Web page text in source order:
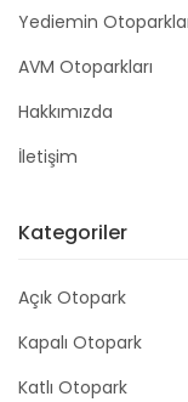
Yediemin
AVM Otoparkları
Hakkımızda
İletişim
Kategoriler
Açık Otopark
Kapalı Otopark
Katlı Otopark